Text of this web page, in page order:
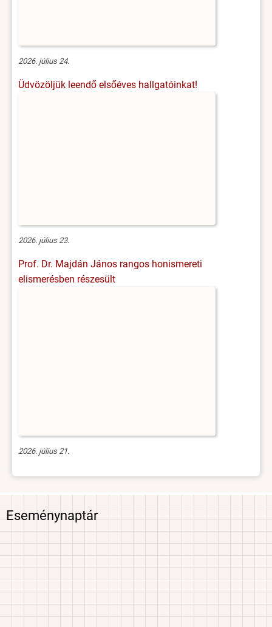
2026. július 24.
Üdvözöljük leendő elsőéves hallgatóinkat!
2026. július 23.
Prof. Dr. Majdán János rangos honismereti
elismerésben részesült
2026. július 21.
Eseménynaptár
Image